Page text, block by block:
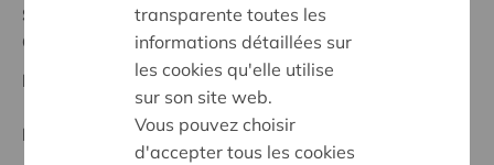
Statut:
Ostbelgien
Date de décision:04/06/2026
Décision: En demande
transparente toutes les
informations détaillées sur
les cookies qu'elle utilise
sur son site web.
Vous pouvez choisir
d'accepter tous les cookies